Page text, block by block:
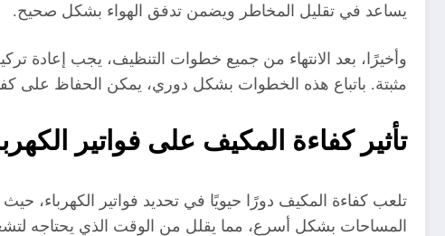
يساعد في تقليل المخاطر ويضمن تدفق الهواء بشكل صحيح.
وأخيرًا، بعد الانتهاء من جميع خطوات التنظيف، يجب إعادة
مثبتة. باتباع هذه الخطوات بشكل دوري، يمكن الحفاظ على
تأثير كفاءة المكيف على فواتير
تلعب كفاءة المكيف دورًا حيويًا في تحديد فواتير الكهرباء،
المساحات بشكل أسرع، مما يقلل من الوقت الذي يحتاجه